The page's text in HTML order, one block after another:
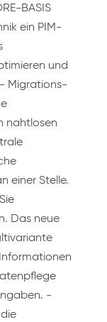
BASIS
ein PIM-
und
Migrations-
nahtlosen
einer Stelle.
Das neue
-